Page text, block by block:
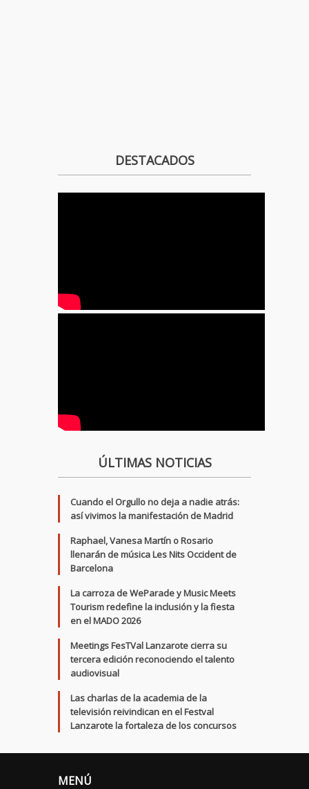
DESTACADOS
ÚLTIMAS NOTICIAS
Cuando el Orgullo no deja a nadie atrás:
así vivimos la manifestación de Madrid
Raphael, Vanesa Martín o Rosario
llenarán de música Les Nits Occident de
Barcelona
La carroza de WeParade y Music Meets
Tourism redefine la inclusión y la fiesta
en el MADO 2026
Meetings FesTVal Lanzarote cierra su
tercera edición reconociendo el talento
audiovisual
Las charlas de la academia de la
televisión reivindican en el Festval
Lanzarote la fortaleza de los concursos
MENÚ